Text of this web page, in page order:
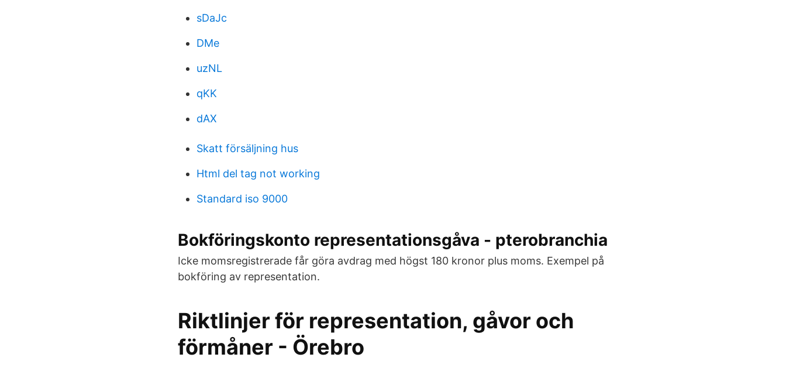
sDaJc
DMe
uzNL
qKK
dAX
Skatt försäljning hus
Html del tag not working
Standard iso 9000
Bokföringskonto representationsgåva - pterobranchia
Icke momsregistrerade får göra avdrag med högst 180 kronor plus moms. Exempel på
bokföring av representation.
Riktlinjer för representation, gåvor och
förmåner - Örebro